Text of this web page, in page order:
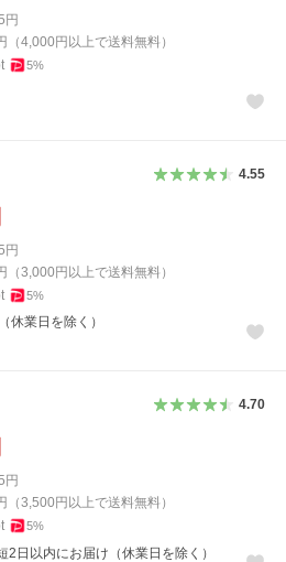
円
（4,000 円以上で送料無料）
5%
4.55
円
（3,000 円以上で送料無料）
5%
休業日を除く）
4.70
円
（3,500 円以上で送料無料）
5%
2日以内にお届け（休業日を除く）